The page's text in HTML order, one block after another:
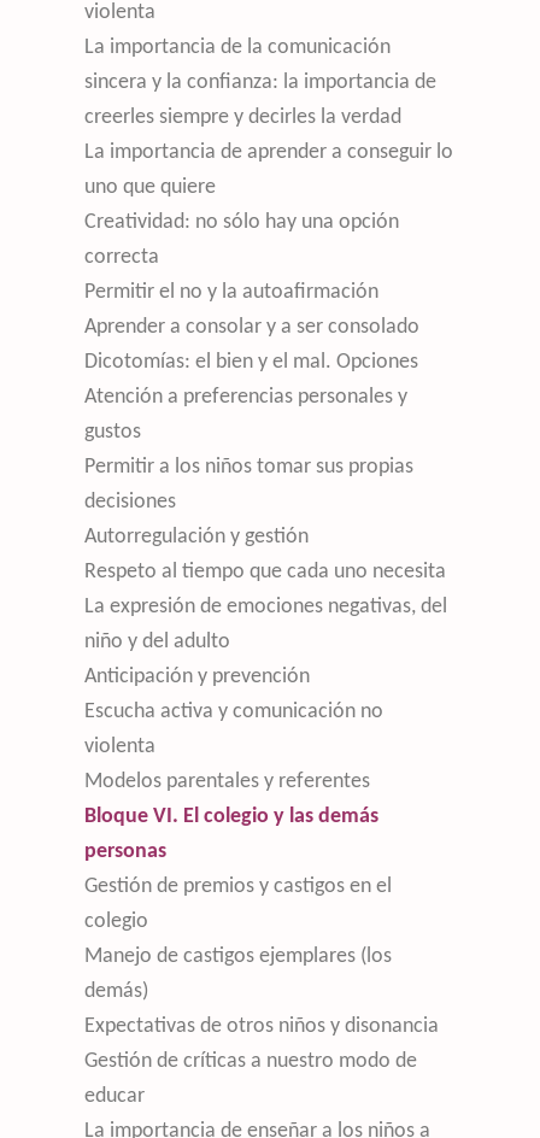
violenta
La importancia de la comunicación
sincera y la confianza: la importancia de
creerles siempre y decirles la verdad
La importancia de aprender a conseguir lo
uno que quiere
Creatividad: no sólo hay una opción
correcta
Permitir el no y la autoafirmación
Aprender a consolar y a ser consolado
Dicotomías: el bien y el mal. Opciones
Atención a preferencias personales y
gustos
Permitir a los niños tomar sus propias
decisiones
Autorregulación y gestión
Respeto al tiempo que cada uno necesita
La expresión de emociones negativas, del
niño y del adulto
Anticipación y prevención
Escucha activa y comunicación no
violenta
Modelos parentales y referentes
Bloque VI. El colegio y las demás
personas
Gestión de premios y castigos en el
colegio
Manejo de castigos ejemplares (los
demás)
Expectativas de otros niños y disonancia
Gestión de críticas a nuestro modo de
educar
La importancia de enseñar a los niños a